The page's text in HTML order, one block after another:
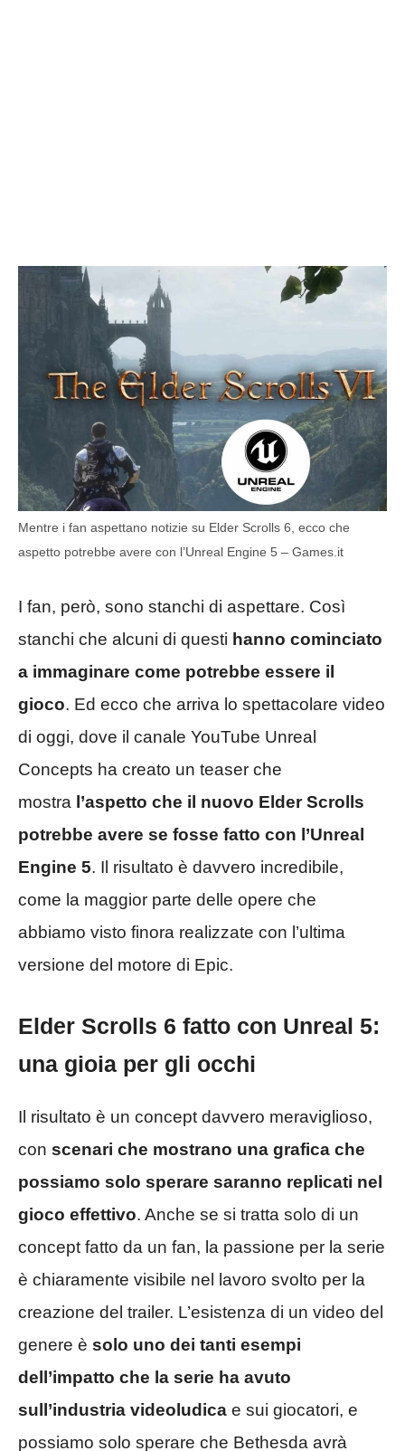
Mentre i fan aspettano notizie su Elder Scrolls 6, ecco che
aspetto potrebbe avere con l’Unreal Engine 5 – Games.it
I fan, però, sono stanchi di aspettare. Così
stanchi che alcuni di questi hanno cominciato
a immaginare come potrebbe essere il
gioco. Ed ecco che arriva lo spettacolare video
di oggi, dove il canale YouTube Unreal
Concepts ha creato un teaser che
mostra l’aspetto che il nuovo Elder Scrolls
potrebbe avere se fosse fatto con l’Unreal
Engine 5. Il risultato è davvero incredibile,
come la maggior parte delle opere che
abbiamo visto finora realizzate con l’ultima
versione del motore di Epic.
Elder Scrolls 6 fatto con Unreal 5:
una gioia per gli occhi
Il risultato è un concept davvero meraviglioso,
con scenari che mostrano una grafica che
possiamo solo sperare saranno replicati nel
gioco effettivo. Anche se si tratta solo di un
concept fatto da un fan, la passione per la serie
è chiaramente visibile nel lavoro svolto per la
creazione del trailer. L’esistenza di un video del
genere è solo uno dei tanti esempi
dell’impatto che la serie ha avuto
sull’industria videoludica e sui giocatori, e
possiamo solo sperare che Bethesda avrà